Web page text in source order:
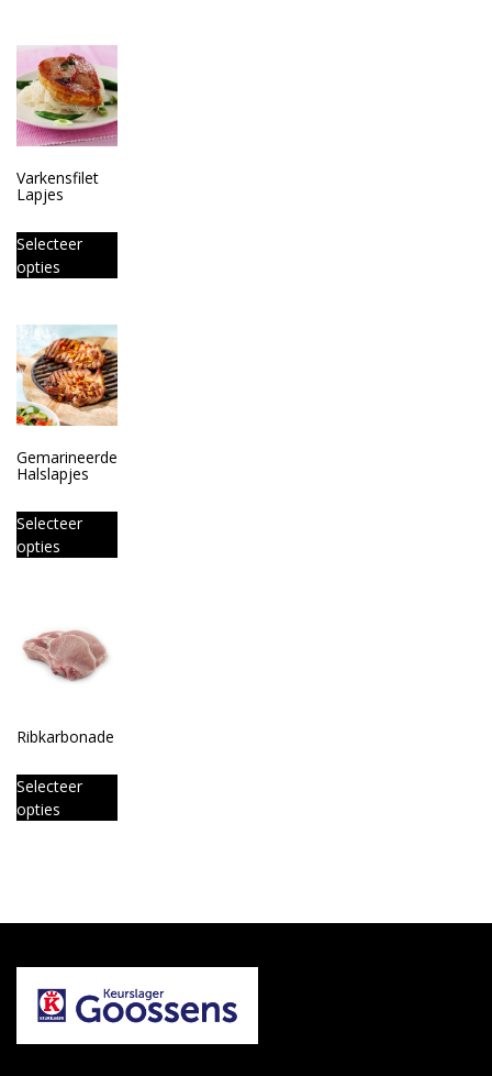
Varkensfilet
Lapjes
Selecteer
opties
Gemarineerde
Halslapjes
Selecteer
opties
Ribkarbonade
Selecteer
opties